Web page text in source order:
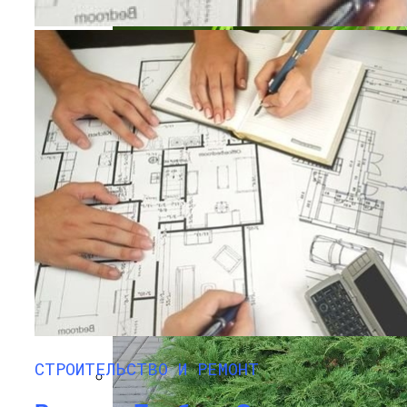
Безопасность Строительных
Объектов Зависит От Качества Их
Освещения
Как Исправить Неполадки В Газовой
Плите Самостоятельно
Метасеквоя: Описание, Уход И Посадка,
Размножение, Применение В Саду,
Фото
СТРОИТЕЛЬСТВО И РЕМОНТ